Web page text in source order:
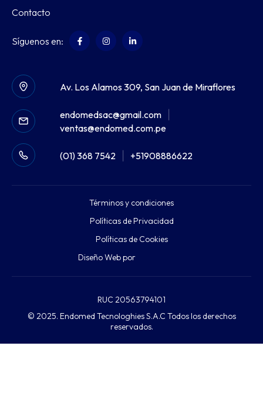
Contacto
Av. Los Alamos 309, San Juan de Miraflores
endomedsac@gmail.com
ventas@endomed.com.pe
(01) 368 7542 +51908886622
Síguenos en:
Términos y condiciones
Políticas de Privacidad
Políticas de Cookies
Diseño Web por
RUC 20563794101
© 2025. Endomed Tecnologhies S.A.C Todos los derechos
reservados.